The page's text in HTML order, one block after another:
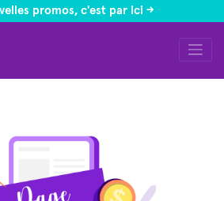
promos, c'est par ici ->